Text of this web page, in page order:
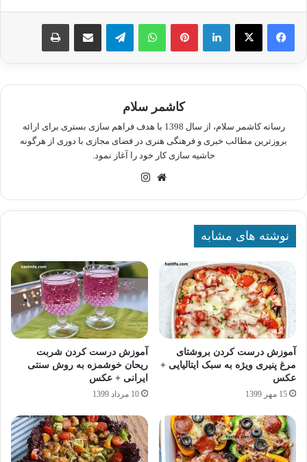
لینکدین پینترستواتس آپ تلگرام اشتراک گذاری از طریق ایمیل چاپ
کاشمر سلام
رسانه کاشمر سلام، از سال 1398 با هدف فراهم سازی بستری برای ارائه
بروزترین مطالب خبری و فرهنگی هنری در فضای مجازی با دوری از هرگونه
حاشیه سازی کار خود را آغاز نمود.
وبسایت
نوشته های مشابه
آموزش درست کردن بروشتای
مرغ پنیری ویژه به سبک ایتالیایی +
عکس
15 مهر 1399
آموزش درست کردن شربت
ریحان خوشمزه به روش سنتی
ایرانی + عکس
10 مرداد 1399